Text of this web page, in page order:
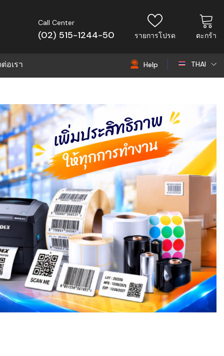
Call Center
(02) 515-1244-50 รายการโปรด ตะกร้า
อเรา Help THAI
EN